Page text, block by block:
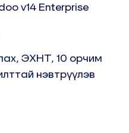
v14 Enterprise
ЭХНТ, 10 орчим
нэвтрүүлэв